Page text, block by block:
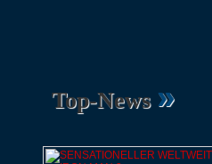
Top-News »